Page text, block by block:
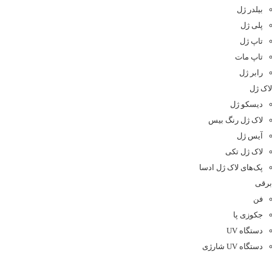
بیلدر ژل
پلی ژل
تاپ ژل
تاپ مات
رابر ژل
لاک ژل
دیسکو ژل
لاک ژل رنگ بیس
آیس ژل
لاک ژل تکی
پک‌های لاک ژل ادسا
برقی
فن
جکوزی پا
دستگاه UV
دستگاه UV شارژی